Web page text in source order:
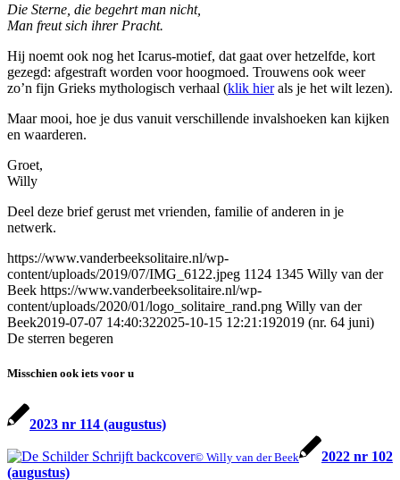
Die Sterne, die begehrt man nicht,
Man freut sich ihrer Pracht.
Hij noemt ook nog het Icarus-motief, dat gaat over hetzelfde, kort
gezegd: afgestraft worden voor hoogmoed. Trouwens ook weer
zo’n fijn Grieks mythologisch verhaal (klik hierals je het wilt lezen).
Maar mooi, hoe je dus vanuit verschillende invalshoeken kan kijken
en waarderen.
Groet,
Willy
Deel deze brief gerust met vrienden, familie of anderen in je
netwerk.
https://www.vanderbeeksolitaire.nl/wp-
content/uploads/2019/07/IMG_6122.jpeg 1124 1345 Willy van der
Beek https://www.vanderbeeksolitaire.nl/wp-
content/uploads/2020/01/logo_solitaire_rand.png Willy van der
Beek2019-07-07 14:40:322025-10-15 12:21:192019 (nr. 64 juni)
De sterren begeren
Misschien ook iets voor u
2023 nr 114 (augustus)
© Willy van der Beek
2022 nr 102
(augustus)